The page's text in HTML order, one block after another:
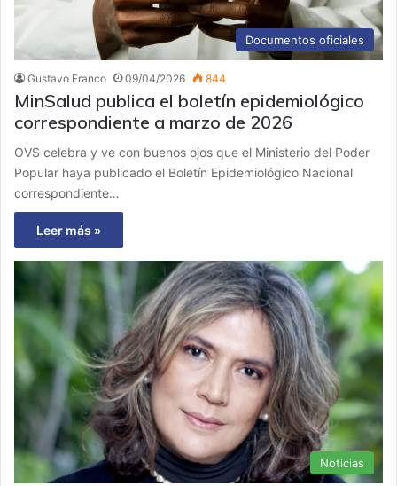
Documentos oficiales
Gustavo Franco 09/04/2026 844
MinSalud publica el boletín epidemiológico
correspondiente a marzo de 2026
OVS celebra y ve con buenos ojos que el Ministerio del Poder
Popular haya publicado el Boletín Epidemiológico Nacional
correspondiente…
Leer más »
Noticias